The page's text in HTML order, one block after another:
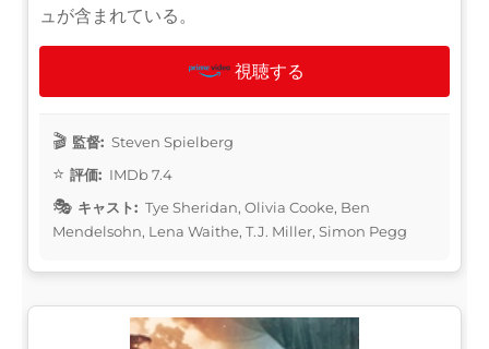
ュが含まれている。
視聴する
監督: Steven Spielberg
評価: IMDb 7.4
キャスト: Tye Sheridan, Olivia Cooke, Ben
Mendelsohn, Lena Waithe, T.J. Miller, Simon Pegg